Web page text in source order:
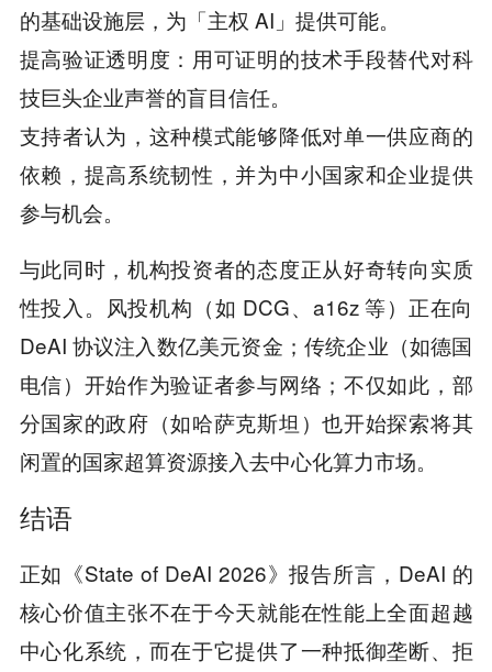
的基础设施层，为「主权 AI」提供可能。
提高验证透明度：用可证明的技术手段替代对科
技巨头企业声誉的盲目信任。
支持者认为，这种模式能够降低对单一供应商的
依赖，提高系统韧性，并为中小国家和企业提供
参与机会。
与此同时，机构投资者的态度正从好奇转向实质
性投入。风投机构（如 DCG、a16z 等）正在向
DeAI 协议注入数亿美元资金；传统企业（如德国
电信）开始作为验证者参与网络；不仅如此，部
分国家的政府（如哈萨克斯坦）也开始探索将其
闲置的国家超算资源接入去中心化算力市场。
结语
正如《State of DeAI 2026》报告所言，DeAI 的
核心价值主张不在于今天就能在性能上全面超越
中心化系统，而在于它提供了一种抵御垄断、拒